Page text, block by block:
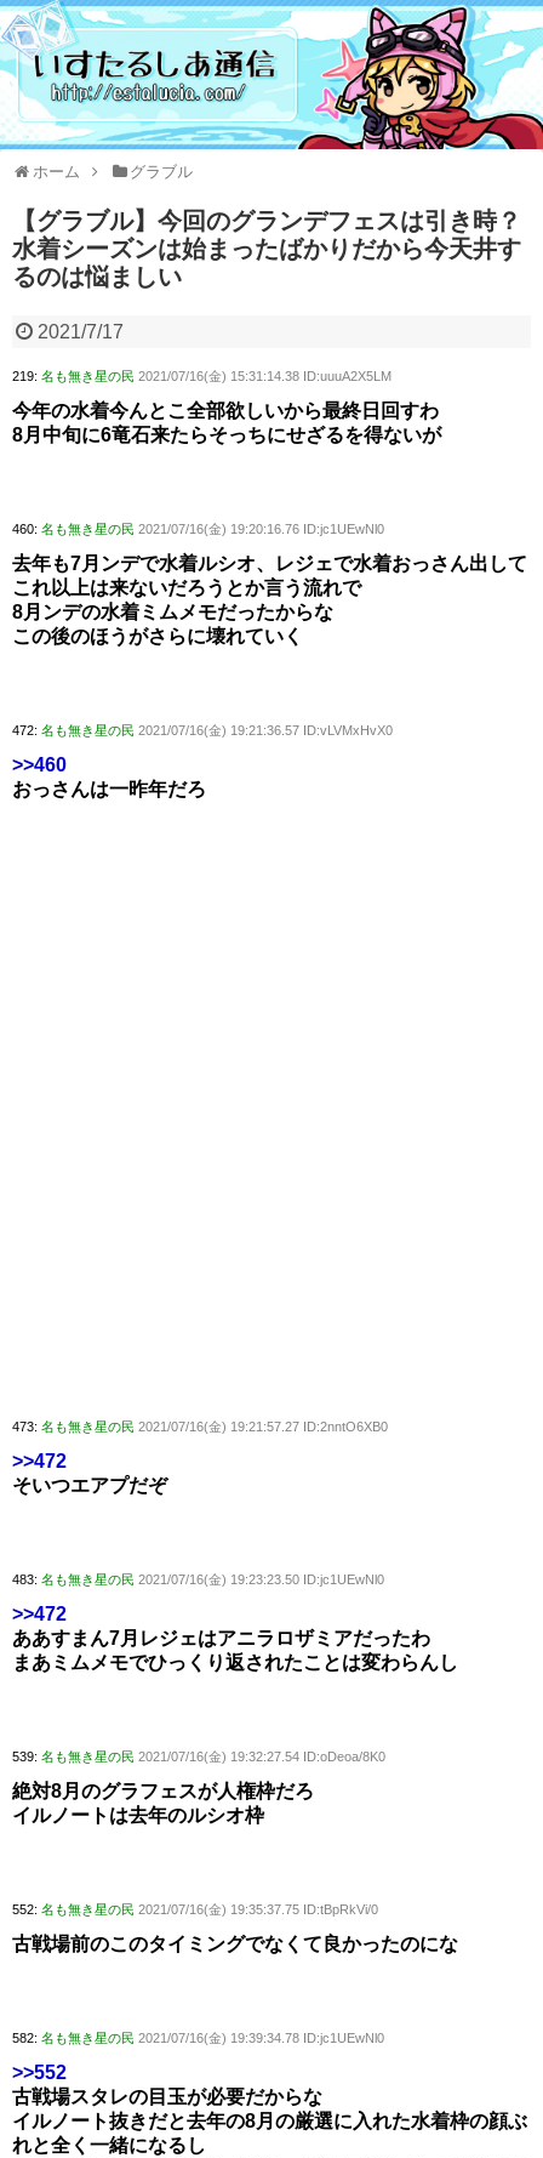
ホーム グラブル
【グラブル】今回のグランデフェスは引き時？
水着シーズンは始まったばかりだから今天井す
るのは悩ましい
2021/7/17
219: 名も無き星の民 2021/07/16(金) 15:31:14.38 ID:uuuA2X5LM
今年の水着今んとこ全部欲しいから最終日回すわ
8月中旬に6竜石来たらそっちにせざるを得ないが
460: 名も無き星の民 2021/07/16(金) 19:20:16.76 ID:jc1UEwNl0
去年も7月ンデで水着ルシオ、レジェで水着おっさん出して
これ以上は来ないだろうとか言う流れで
8月ンデの水着ミムメモだったからな
この後のほうがさらに壊れていく
472: 名も無き星の民 2021/07/16(金) 19:21:36.57 ID:vLVMxHvX0
>>460
おっさんは一昨年だろ
473: 名も無き星の民 2021/07/16(金) 19:21:57.27 ID:2nntO6XB0
>>472
そいつエアプだぞ
483: 名も無き星の民 2021/07/16(金) 19:23:23.50 ID:jc1UEwNl0
>>472
ああすまん7月レジェはアニラロザミアだったわ
まあミムメモでひっくり返されたことは変わらんし
539: 名も無き星の民 2021/07/16(金) 19:32:27.54 ID:oDeoa/8K0
絶対8月のグラフェスが人権枠だろ
イルノートは去年のルシオ枠
552: 名も無き星の民 2021/07/16(金) 19:35:37.75 ID:tBpRkVi/0
古戦場前のこのタイミングでなくて良かったのにな
582: 名も無き星の民 2021/07/16(金) 19:39:34.78 ID:jc1UEwNl0
>>552
古戦場スタレの目玉が必要だからな
イルノート抜きだと去年の8月の厳選に入れた水着枠の顔ぶ
れと全く一緒になるし